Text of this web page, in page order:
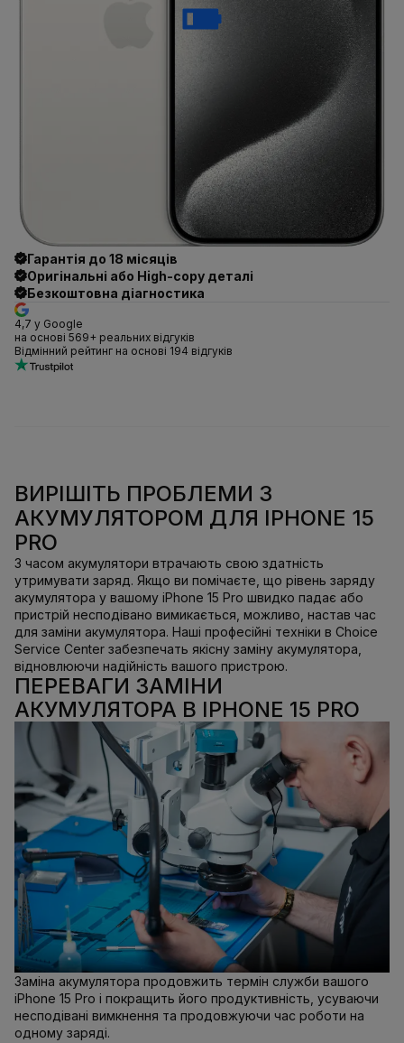
Гарантія до 18 місяців
Оригінальні або High-copy деталі
Безкоштовна діагностика
4,7 у Google
на основі 569+ реальних відгуків
Відмінний рейтинг на основі 194 відгуків
ВИРІШІТЬ ПРОБЛЕМИ З
АКУМУЛЯТОРОМ ДЛЯ IPHONE 15
PRO
З часом акумулятори втрачають свою здатність
утримувати заряд. Якщо ви помічаєте, що рівень заряду
акумулятора у вашому iPhone 15 Pro швидко падає або
пристрій несподівано вимикається, можливо, настав час
для заміни акумулятора. Наші професійні техніки в Choice
Service Center забезпечать якісну заміну акумулятора,
відновлюючи надійність вашого пристрою.
ПЕРЕВАГИ ЗАМІНИ
АКУМУЛЯТОРА В IPHONE 15 PRO
Заміна акумулятора продовжить термін служби вашого
iPhone 15 Pro і покращить його продуктивність, усуваючи
несподівані вимкнення та продовжуючи час роботи на
одному заряді.